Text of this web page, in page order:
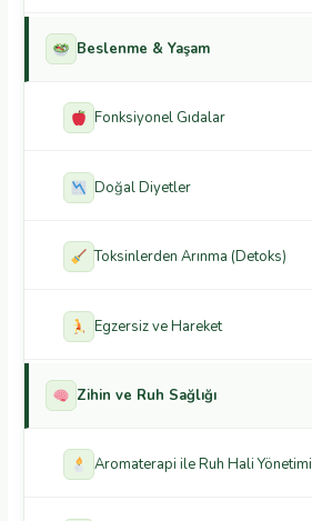
Beslenme & Yaşam
Fonksiyonel Gıdalar
Doğal Diyetler
Toksinlerden Arınma (Detoks)
Egzersiz ve Hareket
Zihin ve Ruh Sağlığı
Aromaterapi ile Ruh Hali Yönetimi